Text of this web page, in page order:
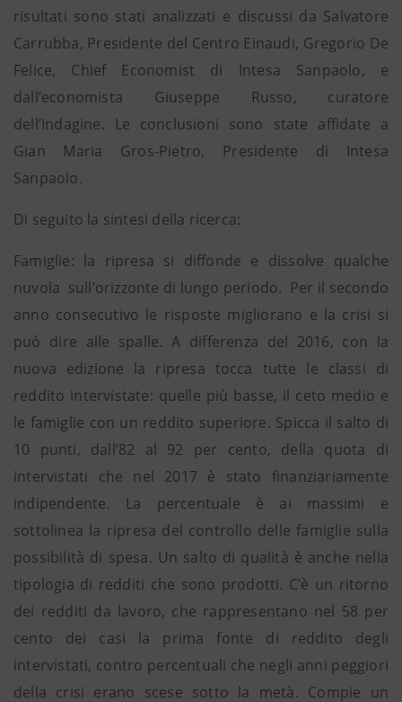
risultati sono stati analizzati e discussi da Salvatore
Carrubba, Presidente del Centro Einaudi, Gregorio De
Felice, Chief Economist di Intesa Sanpaolo, e
dall’economista Giuseppe Russo, curatore
dell’Indagine. Le conclusioni sono state affidate a
Gian Maria Gros-Pietro, Presidente di Intesa
Sanpaolo.
Di seguito la sintesi della ricerca:
Famiglie: la ripresa si diffonde e dissolve qualche
nuvola sull’orizzonte di lungo periodo. Per il secondo
anno consecutivo le risposte migliorano e la crisi si
può dire alle spalle. A differenza del 2016, con la
nuova edizione la ripresa tocca tutte le classi di
reddito intervistate: quelle più basse, il ceto medio e
le famiglie con un reddito superiore. Spicca il salto di
10 punti, dall’82 al 92 per cento, della quota di
intervistati che nel 2017 è stato finanziariamente
indipendente. La percentuale è ai massimi e
sottolinea la ripresa del controllo delle famiglie sulla
possibilità di spesa. Un salto di qualità è anche nella
tipologia di redditi che sono prodotti. C’è un ritorno
dei redditi da lavoro, che rappresentano nel 58 per
cento dei casi la prima fonte di reddito degli
intervistati, contro percentuali che negli anni peggiori
della crisi erano scese sotto la metà. Compie un